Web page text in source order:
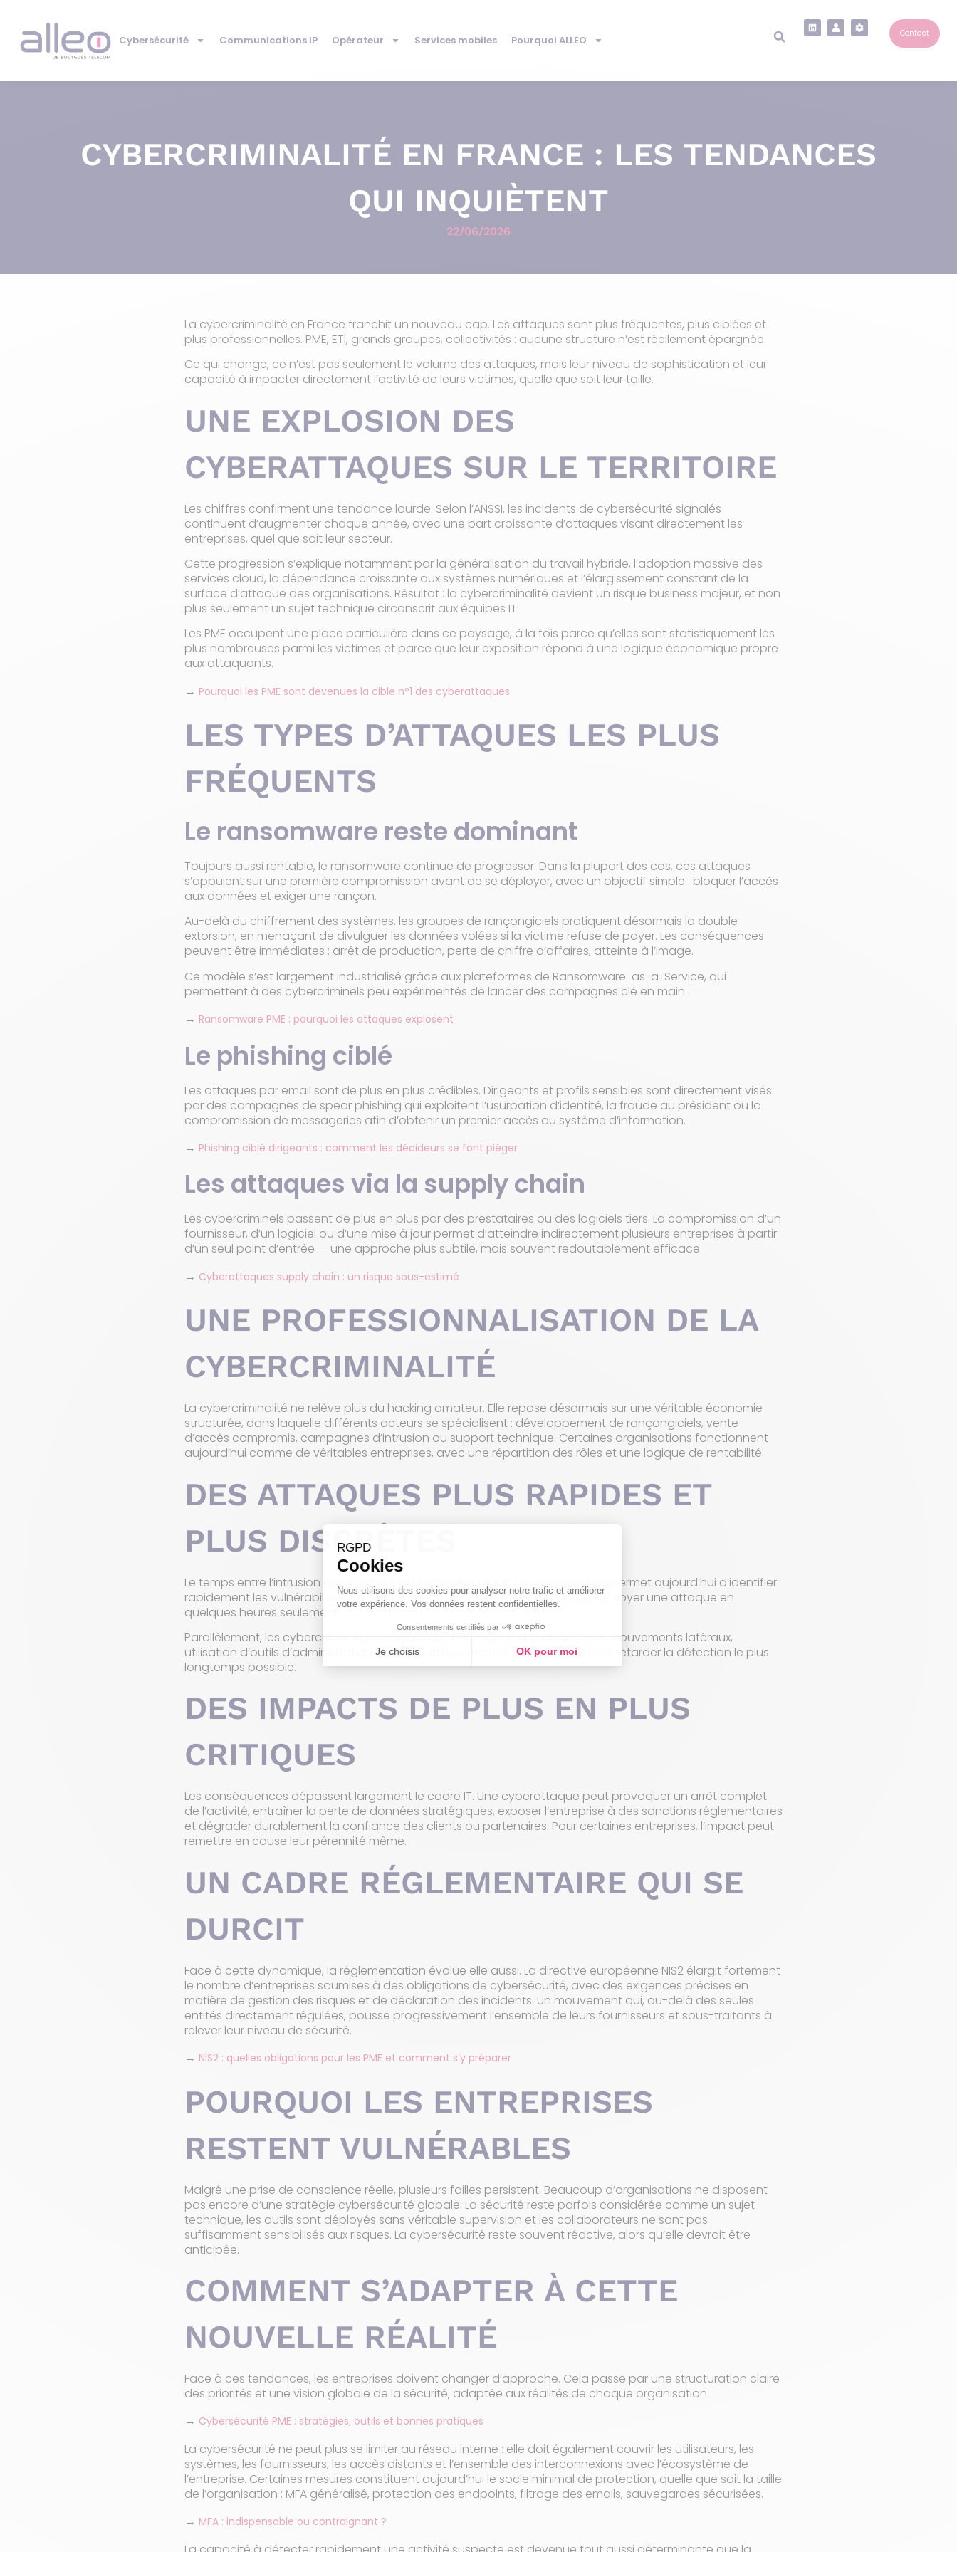
Cybersécurité Communications IP Opérateur Services mobiles Pourquoi ALLEO
Contact
CYBERCRIMINALITÉ EN FRANCE : LES TENDANCES
QUI INQUIÈTENT
22/06/2026
La cybercriminalité en France franchit un nouveau cap. Les attaques sont plus fréquentes, plus ciblées et
plus professionnelles. PME, ETI, grands groupes, collectivités : aucune structure n’est réellement épargnée.
Ce qui change, ce n’est pas seulement le volume des attaques, mais leur niveau de sophistication et leur
capacité à impacter directement l’activité de leurs victimes, quelle que soit leur taille.
UNE EXPLOSION DES
CYBERATTAQUES SUR LE TERRITOIRE
Les chiffres confirment une tendance lourde. Selon l’ANSSI, les incidents de cybersécurité signalés
continuent d’augmenter chaque année, avec une part croissante d’attaques visant directement les
entreprises, quel que soit leur secteur.
Cette progression s’explique notamment par la généralisation du travail hybride, l’adoption massive des
services cloud, la dépendance croissante aux systèmes numériques et l’élargissement constant de la
surface d’attaque des organisations. Résultat : la cybercriminalité devient un risque business majeur, et non
plus seulement un sujet technique circonscrit aux équipes IT.
Les PME occupent une place particulière dans ce paysage, à la fois parce qu’elles sont statistiquement les
plus nombreuses parmi les victimes et parce que leur exposition répond à une logique économique propre
aux attaquants.
→ Pourquoi les PME sont devenues la cible n°1 des cyberattaques
LES TYPES D’ATTAQUES LES PLUS
FRÉQUENTS
Le ransomware reste dominant
Toujours aussi rentable, le ransomware continue de progresser. Dans la plupart des cas, ces attaques
s’appuient sur une première compromission avant de se déployer, avec un objectif simple : bloquer l’accès
aux données et exiger une rançon.
Au-delà du chiffrement des systèmes, les groupes de rançongiciels pratiquent désormais la double
extorsion, en menaçant de divulguer les données volées si la victime refuse de payer. Les conséquences
peuvent être immédiates : arrêt de production, perte de chiffre d’affaires, atteinte à l’image.
Ce modèle s’est largement industrialisé grâce aux plateformes de Ransomware-as-a-Service, qui
permettent à des cybercriminels peu expérimentés de lancer des campagnes clé en main.
→ Ransomware PME : pourquoi les attaques explosent
Le phishing ciblé
Les attaques par email sont de plus en plus crédibles. Dirigeants et profils sensibles sont directement visés
par des campagnes de spear phishing qui exploitent l’usurpation d’identité, la fraude au président ou la
compromission de messageries afin d’obtenir un premier accès au système d’information.
→ Phishing ciblé dirigeants : comment les décideurs se font piéger
Les attaques via la supply chain
Les cybercriminels passent de plus en plus par des prestataires ou des logiciels tiers. La compromission d’un
fournisseur, d’un logiciel ou d’une mise à jour permet d’atteindre indirectement plusieurs entreprises à partir
d’un seul point d’entrée — une approche plus subtile, mais souvent redoutablement efficace.
→ Cyberattaques supply chain : un risque sous-estimé
UNE PROFESSIONNALISATION DE LA
CYBERCRIMINALITÉ
La cybercriminalité ne relève plus du hacking amateur. Elle repose désormais sur une véritable économie
structurée, dans laquelle différents acteurs se spécialisent : développement de rançongiciels, vente
d’accès compromis, campagnes d’intrusion ou support technique. Certaines organisations fonctionnent
aujourd’hui comme de véritables entreprises, avec une répartition des rôles et une logique de rentabilité.
DES ATTAQUES PLUS RAPIDES ET
PLUS DISCRÈTES
Le temps entre l’intrusion et l’attaque s’est fortement réduit. L’automatisation permet aujourd’hui d’identifier
rapidement les vulnérabilités, de compromettre un premier accès puis de déployer une attaque en
quelques heures seulement.
Parallèlement, les cybercriminels privilégient des techniques plus discrètes — mouvements latéraux,
utilisation d’outils d’administration légitimes, effacement des traces — afin de retarder la détection le plus
longtemps possible.
DES IMPACTS DE PLUS EN PLUS
CRITIQUES
Les conséquences dépassent largement le cadre IT. Une cyberattaque peut provoquer un arrêt complet
de l’activité, entraîner la perte de données stratégiques, exposer l’entreprise à des sanctions réglementaires
et dégrader durablement la confiance des clients ou partenaires. Pour certaines entreprises, l’impact peut
remettre en cause leur pérennité même.
UN CADRE RÉGLEMENTAIRE QUI SE
DURCIT
Face à cette dynamique, la réglementation évolue elle aussi. La directive européenne NIS2 élargit fortement
le nombre d’entreprises soumises à des obligations de cybersécurité, avec des exigences précises en
matière de gestion des risques et de déclaration des incidents. Un mouvement qui, au-delà des seules
entités directement régulées, pousse progressivement l’ensemble de leurs fournisseurs et sous-traitants à
relever leur niveau de sécurité.
→ NIS2 : quelles obligations pour les PME et comment s’y préparer
POURQUOI LES ENTREPRISES
RESTENT VULNÉRABLES
Malgré une prise de conscience réelle, plusieurs failles persistent. Beaucoup d’organisations ne disposent
pas encore d’une stratégie cybersécurité globale. La sécurité reste parfois considérée comme un sujet
technique, les outils sont déployés sans véritable supervision et les collaborateurs ne sont pas
suffisamment sensibilisés aux risques. La cybersécurité reste souvent réactive, alors qu’elle devrait être
anticipée.
COMMENT S’ADAPTER À CETTE
NOUVELLE RÉALITÉ
Face à ces tendances, les entreprises doivent changer d’approche. Cela passe par une structuration claire
des priorités et une vision globale de la sécurité, adaptée aux réalités de chaque organisation.
→ Cybersécurité PME : stratégies, outils et bonnes pratiques
La cybersécurité ne peut plus se limiter au réseau interne : elle doit également couvrir les utilisateurs, les
systèmes, les fournisseurs, les accès distants et l’ensemble des interconnexions avec l’écosystème de
l’entreprise. Certaines mesures constituent aujourd’hui le socle minimal de protection, quelle que soit la taille
de l’organisation : MFA généralisé, protection des endpoints, filtrage des emails, sauvegardes sécurisées.
→ MFA : indispensable ou contraignant ?